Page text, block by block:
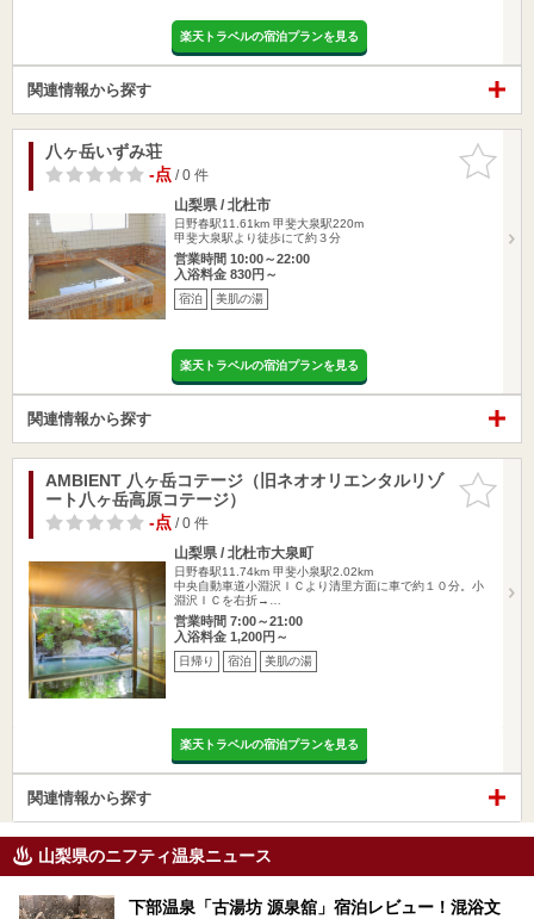
楽天トラベルの宿泊プランを見る
関連情報から探す
お気に入
りに追加
八ヶ岳いずみ荘
-点/ 0 件
山梨県 / 北杜市
日野春駅11.61km 甲斐大泉駅220m
甲斐大泉駅より徒歩にて約３分
営業時間 10:00～22:00
入浴料金 830円～
宿泊 美肌の湯
楽天トラベルの宿泊プランを見る
関連情報から探す
お気に入
りに追加
AMBIENT 八ヶ岳コテージ（旧ネオオリエンタルリゾ
ート八ヶ岳高原コテージ）
-点/ 0 件
山梨県 / 北杜市大泉町
日野春駅11.74km 甲斐小泉駅2.02km
中央自動車道小淵沢ＩＣより清里方面に車で約１０分。小
淵沢ＩＣを右折→…
営業時間 7:00～21:00
入浴料金 1,200円～
日帰り 宿泊 美肌の湯
楽天トラベルの宿泊プランを見る
関連情報から探す
山梨県のニフティ温泉ニュース
下部温泉「古湯坊 源泉舘」宿泊レビュー！混浴文